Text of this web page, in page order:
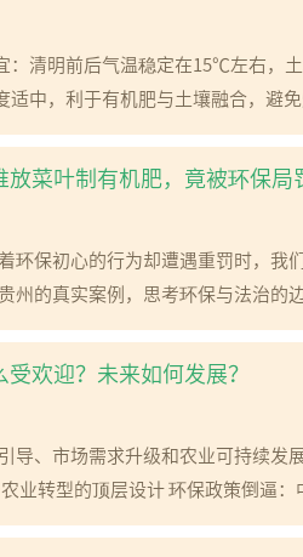
：清明前后气温稳定在15℃左右，
中，利于有机肥与土壤融合，避
菜叶制有机肥，竟被环保局
环保初心的行为却遭遇重罚时，我
州的真实案例，思考环保与法治的
欢迎？未来如何发展？
导、市场需求升级和农业可持续发
业转型的顶层设计 环保政策倒逼